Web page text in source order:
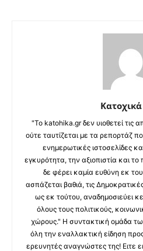
"Το katohika.gr δεν υιοθετεί τις
ούτε ταυτίζεται με τα ρεπορτάζ
ενημερωτικές ιστοσελίδες
εγκυρότητα, την αξιοπιστία και
δε φέρει καμία ευθύνη εκ
ασπάζεται βαθιά, τις
ως εκ τούτου, αναδημοσιεύει
όλους τους πολιτικούς,
χώρους." Η συντακτική ομάδα
όλη την εναλλακτική είδηση
ερευνητές αναγνώστες της! Ειτε